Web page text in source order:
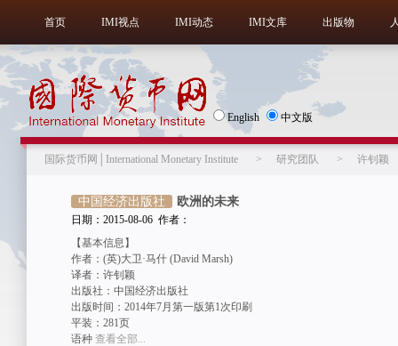
首页 IMI视点 IMI动态 IMI文库 出版物
English 中文版
国际货币网│International Monetary Institute > 研究团队 > 许钊颖
中国经济出版社 欧洲的未来
日期：2015-08-06 作者：
【基本信息】
作者：(英)大卫·马什 (David Marsh)
译者：许钊颖
出版社：中国经济出版社
出版时间：2014年7月第一版第1次印刷
平装：281页
语种 查看全部...